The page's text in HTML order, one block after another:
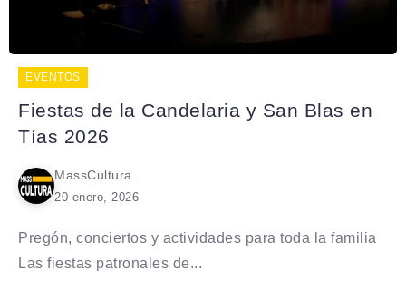
EVENTOS
Fiestas de la Candelaria y San Blas en
Tías 2026
MassCultura
20 enero, 2026
Pregón, conciertos y actividades para toda la familia
Las fiestas patronales de...